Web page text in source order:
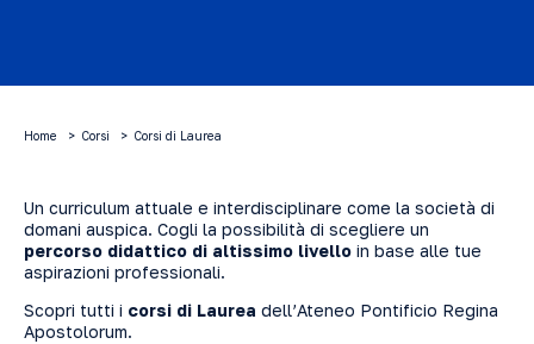
Home Corsi Corsi di Laurea
Un curriculum attuale e interdisciplinare come la società di
domani auspica. Cogli la possibilità di scegliere un
percorso didattico di altissimo livello in base alle tue
aspirazioni professionali.
Scopri tutti i corsi di Laurea dell’Ateneo Pontificio Regina
Apostolorum.